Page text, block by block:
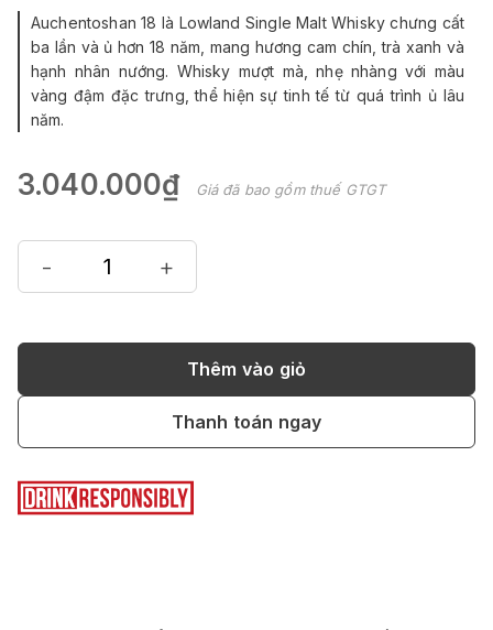
Auchentoshan 18 là Lowland Single Malt Whisky chưng cất
ba lần và ủ hơn 18 năm, mang hương cam chín, trà xanh và
hạnh nhân nướng. Whisky mượt mà, nhẹ nhàng với màu
vàng đậm đặc trưng, thể hiện sự tinh tế từ quá trình ủ lâu
năm.
3.040.000₫ Giá đã bao gồm thuế GTGT
- +
Thêm vào giỏ
Thanh toán ngay